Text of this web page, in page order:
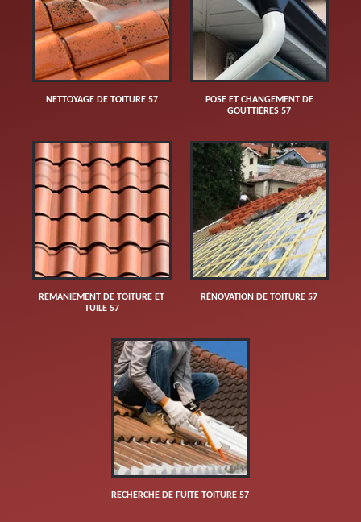
NETTOYAGE DE TOITURE 57
POSE ET CHANGEMENT DE
GOUTTIÈRES 57
REMANIEMENT DE TOITURE ET
TUILE 57
RÉNOVATION DE TOITURE 57
RECHERCHE DE FUITE TOITURE 57